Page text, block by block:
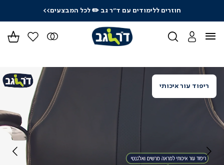
חוזרים ללימודים עם ד"ר גב✏️ לכל המבצעים>>
ריפוד עור איכותי